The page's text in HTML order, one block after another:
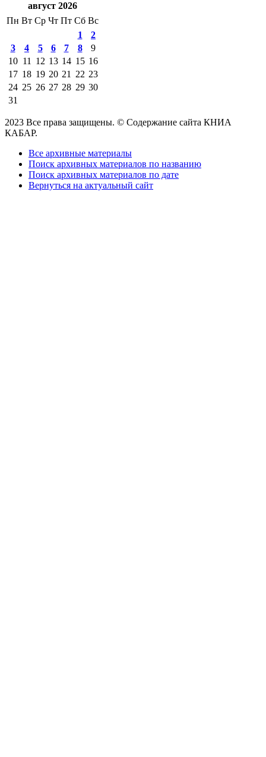
август 2026
Пн Вт Ср Чт Пт Сб Вс
1
2
3
4 5 6 7 8
9
10 11 12 13 14 15 16
17 18 19 20 21 22 23
24 25 26 27 28 29 30
31
2023 Все права защищены. © Содержание сайта КНИА
КАБАР.
Все архивные материалы
Поиск архивных материалов по названию
Поиск архивных материалов по дате
Вернуться на актуальный сайт